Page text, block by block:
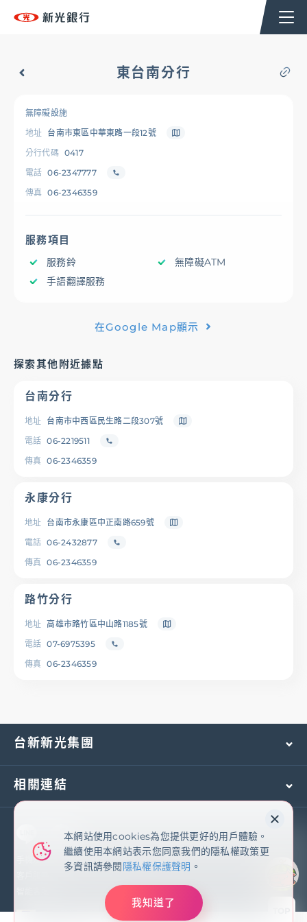
台新新光集團
OMNI-U
信用卡
貸款
存匯
數位生活
服務據點 線上服務
優惠活動
東台南分行
無障礙設施
地址 台南市東區中華東路一段12號
分行代碼 0417
電話 06-2347777
傳真 06-2346359
服務項目
服務鈴
無障礙ATM
手語翻譯服務
在Google Map顯示
探索其他附近據點
台南分行
地址 台南市中西區民生路二段307號
電話 06-2219511
傳真 06-2346359
永康分行
地址 台南市永康區中正南路659號
電話 06-2432877
傳真 06-2346359
路竹分行
地址 高雄市路竹區中山路1185號
電話 07-6975395
傳真 06-2346359
台新新光集團
相關連結
手機及國外客服專線：(02)2171-1055
臺灣新光商業銀行股份有限公司
本網站使用cookies為您提供更好的用戶體驗。
繼續使用本網站表示您同意我們的隱私權政策更
多資訊請參閱隱私權保護聲明 。
我知道了
繼續使用本網站表示您同意我們的隱私權政策更
多資訊請參閱隱私權保護聲明
我知道了